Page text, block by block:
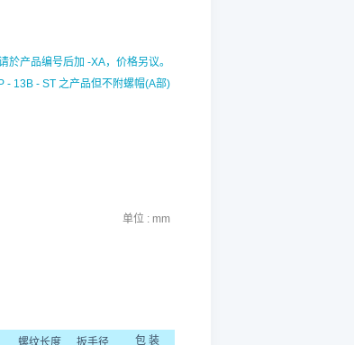
於产品编号后加 -XA，价格另议。
- 13B - ST 之产品但不附螺帽(A部)
单位 : mm
螺纹长度 扳手径 包 装